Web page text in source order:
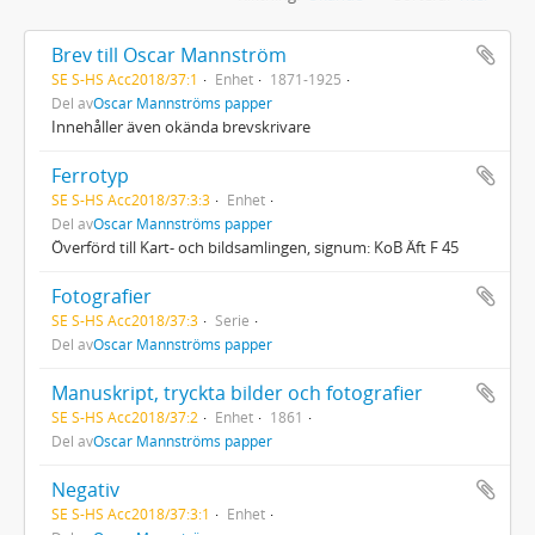
Brev till Oscar Mannström
SE S-HS Acc2018/37:1 Enhet
1871-1925
Del avOscar Mannströms papper
Innehåller även okända brevskrivare
Ferrotyp
SE S-HS Acc2018/37:3:3
Enhet
Del avOscar Mannströms papper
Överförd till Kart- och bildsamlingen, signum: KoB Äft F 45
Fotografier
SE S-HS Acc2018/37:3
Serie
Del avOscar Mannströms papper
Manuskript, tryckta bilder och fotografier
SE S-HS Acc2018/37:2 Enhet
1861
Del avOscar Mannströms papper
Negativ
SE S-HS Acc2018/37:3:1
Enhet